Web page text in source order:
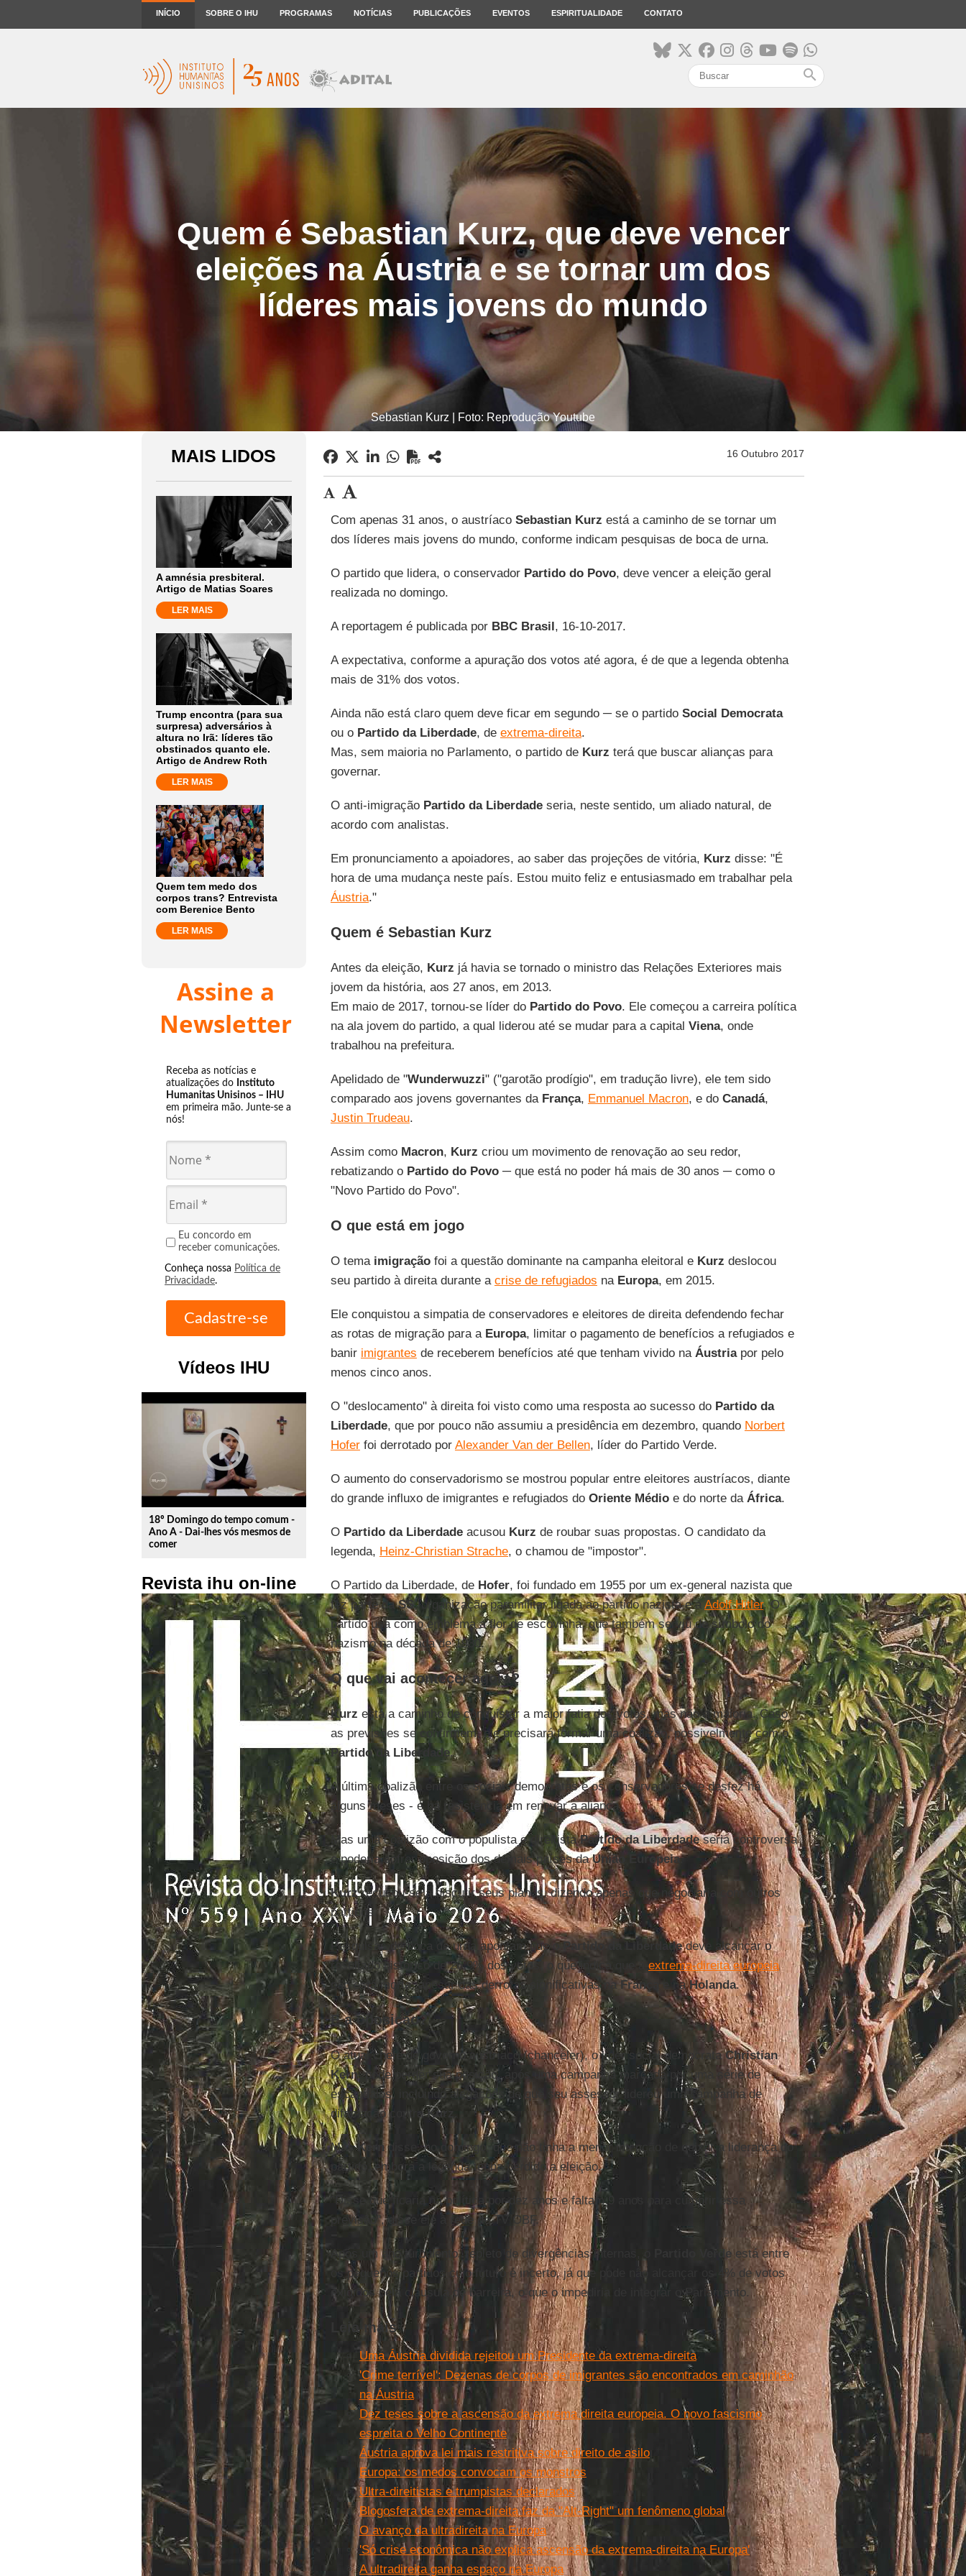
INÍCIO SOBRE O IHU PROGRAMAS NOTÍCIAS PUBLICAÇÕES EVENTOS ESPIRITUALIDADE CONTATO
search
Quem é Sebastian Kurz, que deve vencer
eleições na Áustria e se tornar um dos
líderes mais jovens do mundo
Sebastian Kurz | Foto: Reprodução Youtube
MAIS LIDOS
A amnésia presbiteral.
Artigo de Matias Soares
LER MAIS
Trump encontra (para sua
surpresa) adversários à
altura no Irã: líderes tão
obstinados quanto ele.
Artigo de Andrew Roth
LER MAIS
Quem tem medo dos
corpos trans? Entrevista
com Berenice Bento
LER MAIS
Assine a
Newsletter
Receba as notícias e
atualizações do Instituto
Humanitas Unisinos – IHU
em primeira mão. Junte-se a
nós!
Eu concordo em
receber comunicações.
Conheça nossa Política de
Privacidade.
Vídeos IHU
play_circle_outline
18º Domingo do tempo comum -
Ano A - Dai-lhes vós mesmos de
comer
Revista ihu on-line
16 Outubro 2017
Com apenas 31 anos, o austríaco Sebastian Kurz está a caminho de se tornar um
dos líderes mais jovens do mundo, conforme indicam pesquisas de boca de urna.
O partido que lidera, o conservador Partido do Povo, deve vencer a eleição geral
realizada no domingo.
A reportagem é publicada porBBC Brasil, 16-10-2017.
A expectativa, conforme a apuração dos votos até agora, é de que a legenda obtenha
mais de 31% dos votos.
Ainda não está claro quem deve ficar em segundo ─ se o partido Social Democrata
ou o Partido da Liberdade, de extrema-direita.
Mas, sem maioria no Parlamento, o partido de Kurz terá que buscar alianças para
governar.
O anti-imigração Partido da Liberdadeseria, neste sentido, um aliado natural, de
acordo com analistas.
Em pronunciamento a apoiadores, ao saber das projeções de vitória, Kurz disse: "É
hora de uma mudança neste país. Estou muito feliz e entusiasmado em trabalhar pela
Áustria."
Quem é Sebastian Kurz
Antes da eleição, Kurz já havia se tornado o ministro das Relações Exteriores mais
jovem da história, aos 27 anos, em 2013.
Em maio de 2017, tornou-se líder do Partido do Povo. Ele começou a carreira política
na ala jovem do partido, a qual liderou até se mudar para a capital Viena, onde
trabalhou na prefeitura.
Apelidado de "Wunderwuzzi" ("garotão prodígio", em tradução livre), ele tem sido
comparado aos jovens governantes da França, Emmanuel Macron, e do Canadá,
Justin Trudeau.
Assim como Macron, Kurz criou um movimento de renovação ao seu redor,
rebatizando o Partido do Povo─ que está no poder há mais de 30 anos ─ como o
"Novo Partido do Povo".
O que está em jogo
O tema imigraçãofoi a questão dominante na campanha eleitoral e Kurz deslocou
seu partido à direita durante a crise de refugiados na Europa, em 2015.
Ele conquistou a simpatia de conservadores e eleitores de direita defendendo fechar
as rotas de migração para a Europa, limitar o pagamento de benefícios a refugiados e
banir imigrantes de receberem benefícios até que tenham vivido na Áustriapor pelo
menos cinco anos.
O "deslocamento" à direita foi visto como uma resposta ao sucesso do Partido da
Liberdade, que por pouco não assumiu a presidência em dezembro, quando Norbert
Hoferfoi derrotado por Alexander Van der Bellen, líder do Partido Verde.
O aumento do conservadorismo se mostrou popular entre eleitores austríacos, diante
do grande influxo de imigrantes e refugiados do Oriente Médioe do norte da África.
O Partido da Liberdadeacusou Kurz de roubar suas propostas. O candidato da
legenda, Heinz-Christian Strache, o chamou de "impostor".
O Partido da Liberdade, de Hofer, foi fundado em 1955 por um ex-general nazista que
fez parte daSS, organização paramilitar ligada ao partido nazista e a Adolf Hitler. O
partido usa como emblema a flor de escovinha, que também serviu de símbolo do
nazismo na década de 1930.
O que vai acontecer agora?
Kurz está a caminho de conquistar a maior fatia dos votos, mas não a maioria. Caso
as previsões se confirmem, ele precisará formar uma coalizão, possivelmente com o
Partido da Liberdade.
A última coalizão entre os sociais democratas e os conservadores se desfez há
alguns meses - e há resistência em renovar a aliança.
Mas uma coalizão com o populista e direitistaPartido da Liberdadeseria controversa
e poderia sofrer oposição dos demais países daUnião Europeia.
Kurzrecusou-se a discutir seus planos, dizendo apenas que negociaria com outros
partidos.
Pesquisas de boca de urna apontam que o Partido da Liberdadedeve alcançar o
resultado histórico de 26,9% dos votos, o que indica que a extrema-direita europeia
não está morta, apesar das derrotas significativas naFrança e naHolanda.
E a oposição?
O atual chefe de governo austríaco (chanceler), o líder social-democrataChristian
Kern, pode perder sua posição, após uma campanha marcada por uma série de
escândalos, incluindo alegações de que seu assessor liderou uma campanha de
difamação contraKurz
MasKerndisse, no domingo, que não tinha a menor intenção de deixar a liderança do
partido, embora a legenda tenha perdido a eleição.
"Disse que ficaria na política por dez anos e faltam 9 anos para cumprir essa
previsão", disse ele à rede de TV OBF.
Após um ano turbulento, repleto de divergências internas, o Partido Verdeestá entre
os pequenos partidos cujo futuro é incerto, já que pode não alcançar os 4% de votos
exigidos pela cláusula de barreira, o que o impediria de integrar o Parlamento.
Leia mais
Uma Áustria dividida rejeitou um Presidente da extrema-direita
'Crime terrível': Dezenas de corpos de imigrantes são encontrados em caminhão
na Áustria
Dez teses sobre a ascensão da extrema direita europeia. O novo fascismo
espreita o Velho Continente
Áustria aprova lei mais restritiva sobre direito de asilo
Europa: os medos convocam os monstros
Ultra-direitistas e trumpistas declarados
Blogosfera de extrema-direita faz da "Alt-Right" um fenômeno global
O avanço da ultradireita na Europa
'Só crise econômica não explica ascensão da extrema-direita na Europa'
A ultradireita ganha espaço na Europa